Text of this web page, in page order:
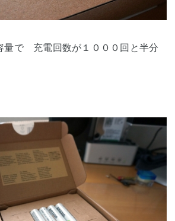
量で 充電回数が１０００回と半分